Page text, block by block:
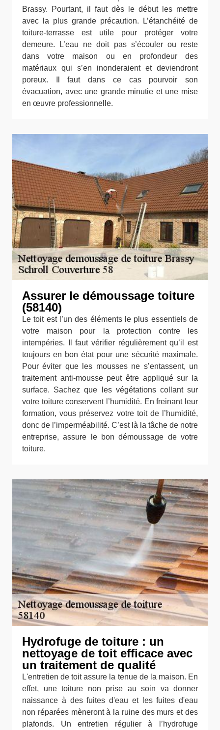
Brassy. Pourtant, il faut dès le début les mettre
avec la plus grande précaution. L’étanchéité de
toiture-terrasse est utile pour protéger votre
demeure. L’eau ne doit pas s’écouler ou reste
dans votre maison ou en profondeur des
matériaux qui s’en inonderaient et deviendront
poreux. Il faut dans ce cas pourvoir son
évacuation, avec une grande minutie et une mise
en œuvre professionnelle.
Assurer le démoussage toiture
(58140)
Le toit est l’un des éléments le plus essentiels de
votre maison pour la protection contre les
intempéries. Il faut vérifier régulièrement qu’il est
toujours en bon état pour une sécurité maximale.
Pour éviter que les mousses ne s’entassent, un
traitement anti-mousse peut être appliqué sur la
surface. Sachez que les végétations collant sur
votre toiture conservent l’humidité. En freinant leur
formation, vous préservez votre toit de l’humidité,
donc de l’imperméabilité. C’est là la tâche de notre
entreprise, assure le bon démoussage de votre
toiture.
Hydrofuge de toiture : un
nettoyage de toit efficace avec
un traitement de qualité
L'entretien de toit assure la tenue de la maison. En
effet, une toiture non prise au soin va donner
naissance à des fuites d'eau et les fuites d'eau
non réparées mèneront à la ruine des murs et des
plafonds. Un entretien régulier à l’hydrofuge